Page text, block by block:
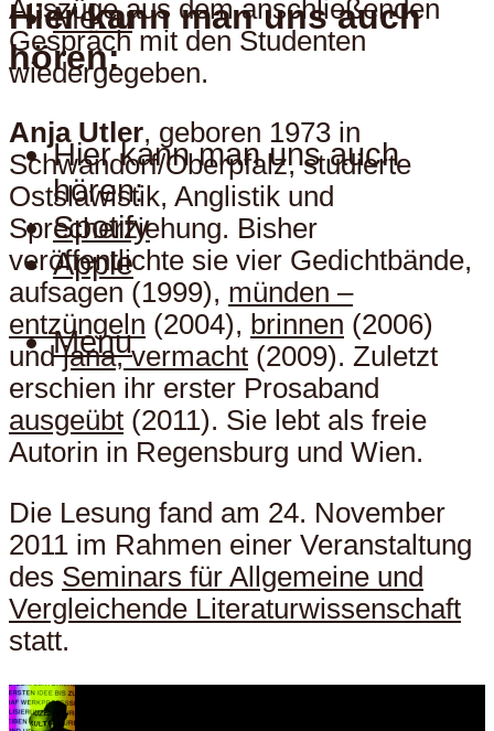
Menu
Hier kann man uns auch
hören:
Hier kann man uns auch
hören:
Spotify
Apple
Menu
Auszüge aus dem anschließenden
Gespräch mit den Studenten
wiedergegeben.
Anja Utler, geboren 1973 in
Schwandorf/Oberpfalz, studierte
Ostslawistik, Anglistik und
Sprecherziehung. Bisher
veröffentlichte sie vier Gedichtbände,
aufsagen (1999), münden –
entzüngeln (2004), brinnen (2006)
undjana, vermacht (2009). Zuletzt
erschien ihr erster Prosaband
ausgeübt (2011). Sie lebt als freie
Autorin in Regensburg und Wien.
Die Lesung fand am 24. November
2011 im Rahmen einer Veranstaltung
des Seminars für Allgemeine und
Vergleichende Literaturwissenschaft
statt.